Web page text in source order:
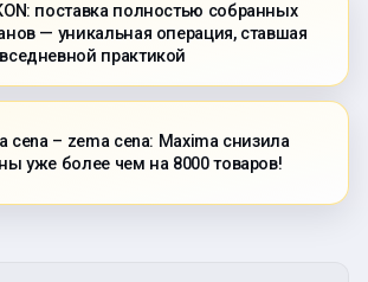
поставка полностью собранных
— уникальная операция, ставшая
практикой
cena – zema cena: Maxima снизила
уже более чем на 8000 товаров!